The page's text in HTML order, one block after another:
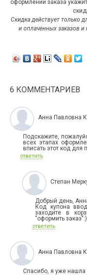
оформлении заказа
Скидка действует только
и оплаченных заказов и
6 КОММЕНТАРИЕВ
Анна Павловна
Подскажите,
всех этапах
вписать этот код для
ответить
Степан
Добрый день,
Код купона
заходите в
"оформить заказ":)
ответить
Анна Павловна
Спасибо, я уже